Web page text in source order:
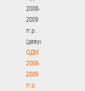
2008-
2009
гг.р.
(девушки)
ОДМ
2008-
2009
гг.р.